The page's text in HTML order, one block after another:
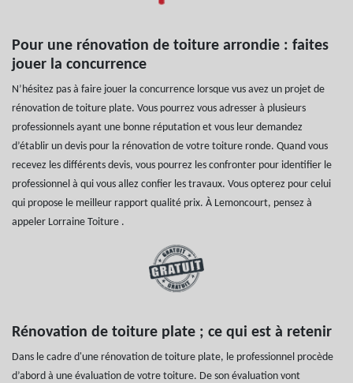
Pour une rénovation de toiture arrondie : faites
jouer la concurrence
N’hésitez pas à faire jouer la concurrence lorsque vus avez un projet de
rénovation de toiture plate. Vous pourrez vous adresser à plusieurs
professionnels ayant une bonne réputation et vous leur demandez
d’établir un devis pour la rénovation de votre toiture ronde. Quand vous
recevez les différents devis, vous pourrez les confronter pour identifier le
professionnel à qui vous allez confier les travaux. Vous opterez pour celui
qui propose le meilleur rapport qualité prix. À Lemoncourt, pensez à
appeler Lorraine Toiture .
Rénovation de toiture plate ; ce qui est à retenir
Dans le cadre d'une rénovation de toiture plate, le professionnel procède
d’abord à une évaluation de votre toiture. De son évaluation vont